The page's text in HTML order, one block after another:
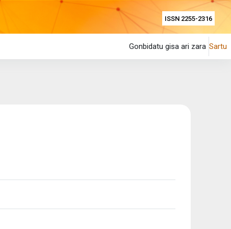
ISSN 2255-2316
Gonbidatu gisa ari zara Sartu